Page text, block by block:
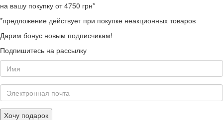
на вашу покупку от 4750 грн*
*предложение действует при покупке неакционных товаров
Дарим бонус новым подписчикам!
Подпишитесь на рассылку
Хочу подарок